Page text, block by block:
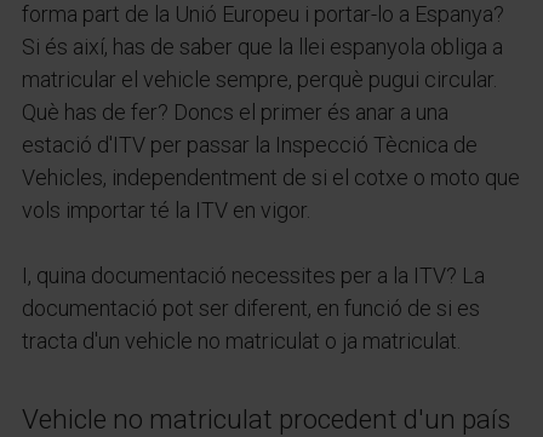
forma part de la Unió Europeu i portar-lo a Espanya?
Si és així, has de saber que la llei espanyola obliga a
matricular el vehicle sempre, perquè pugui circular.
Què has de fer? Doncs el primer és anar a una
estació d'ITV per passar la Inspecció Tècnica de
Vehicles, independentment de si el cotxe o moto que
vols importar té la ITV en vigor.
I, quina documentació necessites per a la ITV? La
documentació pot ser diferent, en funció de si es
tracta d'un vehicle no matriculat o ja matriculat.
Vehicle no matriculat procedent d'un país